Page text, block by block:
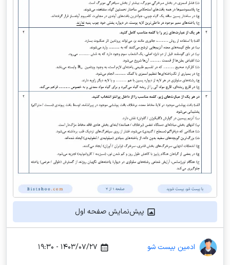
پیش‌نمایش صفحه اول
ادمین بیست شو ۱۴۰۳/۰۷/۲۷ - ۱۹:۳۰